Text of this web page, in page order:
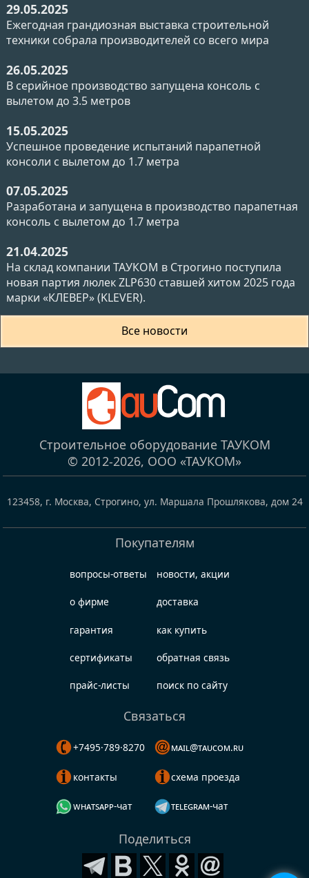
29.05.2025
Ежегодная грандиозная выставка строительной
техники собрала производителей со всего мира
26.05.2025
В серийное производство запущена консоль с
вылетом до 3.5 метров
15.05.2025
Успешное проведение испытаний парапетной
консоли с вылетом до 1.7 метра
07.05.2025
Разработана и запущена в производство парапетная
консоль с вылетом до 1.7 метра
21.04.2025
На склад компании ТАУКОМ в Строгино поступила
новая партия люлек ZLP630 ставшей хитом 2025 года
марки «КЛЕВЕР» (KLEVER).
Все новости
Строительное оборудование ТАУКОМ
© 2012-2026, ООО «ТАУКОМ»
123458, г. Москва, Строгино, ул. Маршала Прошлякова, дом 24
Покупателям
вопросы-ответы
о фирме
гарантия
сертификаты
прайс-листы
новости, акции
доставка
как купить
обратная связь
поиск по сайту
Связаться
+7495·789·8270
контакты
whatsapp-чат
mail@taucom.ru
схема проезда
telegram-чат
Поделиться